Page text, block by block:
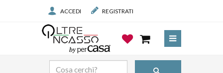
ACCEDI REGISTRATI